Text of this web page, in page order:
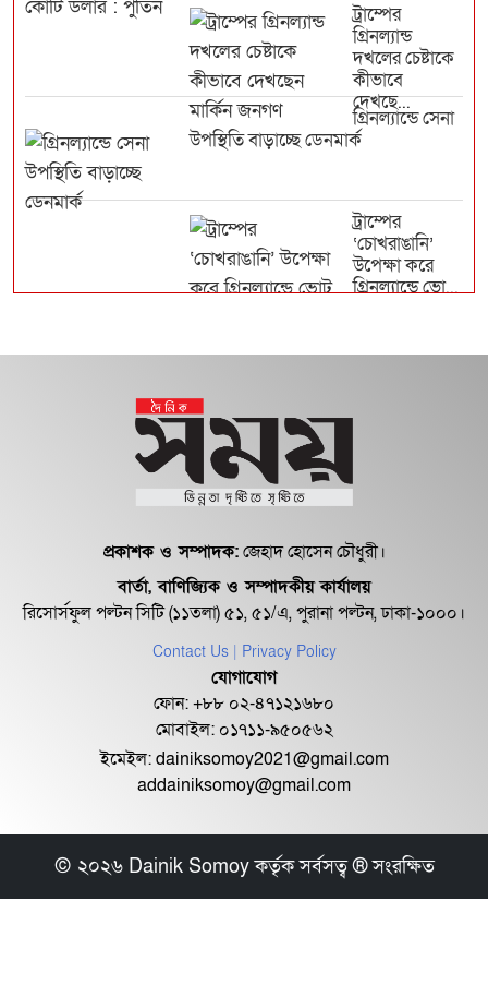
ট্রাম্পের
গ্রিনল্যান্ড
দখলের চেষ্টাকে
কীভাবে
দেখছে...
গ্রিনল্যান্ডে সেনা
উপস্থিতি বাড়াচ্ছে ডেনমার্ক
ট্রাম্পের
‘চোখরাঙানি’
উপেক্ষা করে
গ্রিনল্যান্ডে ভো...
প্রকাশক ও সম্পাদক:জেহাদ হোসেন চৌধুরী।
বার্তা, বাণিজ্যিক ও সম্পাদকীয় কার্যালয়
রিসোর্সফুল পল্টন সিটি (১১তলা) ৫১, ৫১/এ, পুরানা পল্টন, ঢাকা-১০০০।
Contact Us | Privacy Policy
যোগাযোগ
ফোন: +৮৮ ০২-৪৭১২১৬৮০
মোবাইল: ০১৭১১-৯৫০৫৬২
ইমেইল:dainiksomoy2021@gmail.com
addainiksomoy@gmail.com
© ২০২৬ Dainik Somoy কর্তৃক সর্বসত্ব ® সংরক্ষিত